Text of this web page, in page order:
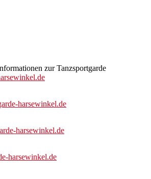
zur Tanzsportgarde
harsewinkel.de
harsewinkel.de
harsewinkel.de